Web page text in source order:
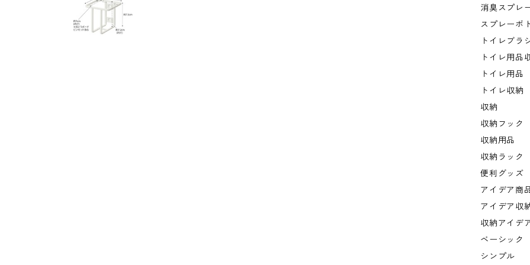
消臭スプレ
スプレーボ
トイレブラ
トイレ用品
トイレ用品
トイレ収納
収納
収納フック
収納用品
収納ラック
便利グッズ
アイデア商
アイデア収
収納アイデ
ベーシック
シンプル